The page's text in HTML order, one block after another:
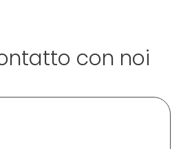
con noi